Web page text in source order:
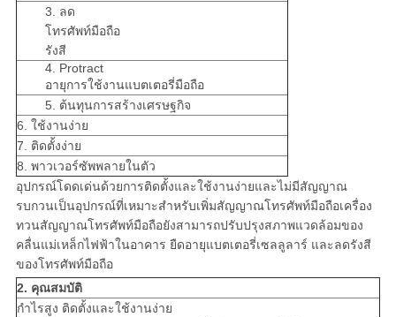
3. ลด
โทรศัพท์มือถือ
รังสี
4. Protract
อายุการใช้งานแบตเตอรี่มือถือ
5. ต้นทุนการสร้างเศรษฐกิจ
6. ใช้งานง่าย
7. ติดตั้งง่าย
8. พาวเวอร์ซัพพลายในตัว
อุปกรณ์โดดเด่นด้วยการติดตั้งและใช้งานง่ายและไม่มีสัญญาณ
รบกวนเป็นอุปกรณ์ที่เหมาะสำหรับเพิ่มสัญญาณโทรศัพท์มือถือเครื่อง
ทวนสัญญาณโทรศัพท์มือถือยังสามารถปรับปรุงสภาพแวดล้อมของ
คลื่นแม่เหล็กไฟฟ้าในอาคาร ยืดอายุแบตเตอรี่เซลลูลาร์ และลดรังสี
ของโทรศัพท์มือถือ
2. คุณสมบัติ
กำไรสูง ติดตั้งและใช้งานง่าย